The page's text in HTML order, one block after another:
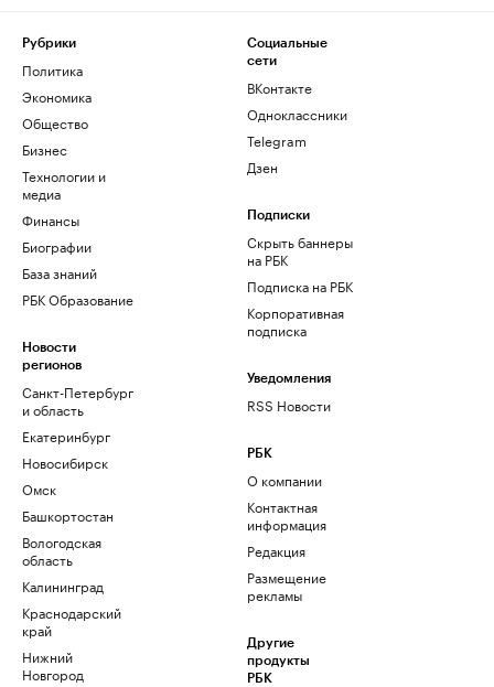
Рубрики
Политика
Экономика
Общество
Бизнес
Технологии и
медиа
Финансы
Биографии
База знаний
РБК Образование
Новости
регионов
Санкт-Петербург
и область
Екатеринбург
Новосибирск
Омск
Башкортостан
Вологодская
область
Калининград
Краснодарский
край
Нижний
Новгород
Социальные
сети
ВКонтакте
Одноклассники
Telegram
Дзен
Подписки
Скрыть баннеры
на РБК
Подписка на РБК
Корпоративная
подписка
Уведомления
RSS Новости
РБК
О компании
Контактная
информация
Редакция
Размещение
рекламы
Другие
продукты
РБК